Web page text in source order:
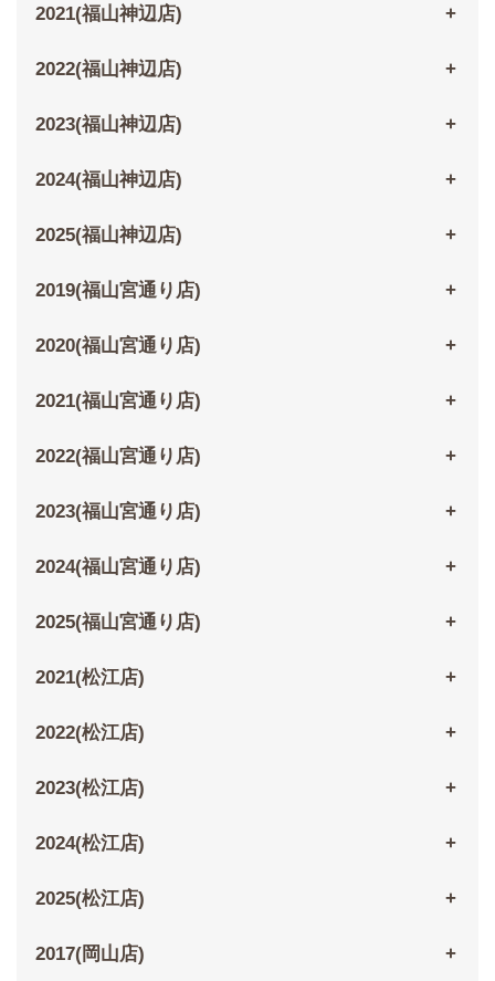
2021(福山神辺店)
2022(福山神辺店)
2023(福山神辺店)
2024(福山神辺店)
2025(福山神辺店)
2019(福山宮通り店)
2020(福山宮通り店)
2021(福山宮通り店)
2022(福山宮通り店)
2023(福山宮通り店)
2024(福山宮通り店)
2025(福山宮通り店)
2021(松江店)
2022(松江店)
2023(松江店)
2024(松江店)
2025(松江店)
2017(岡山店)